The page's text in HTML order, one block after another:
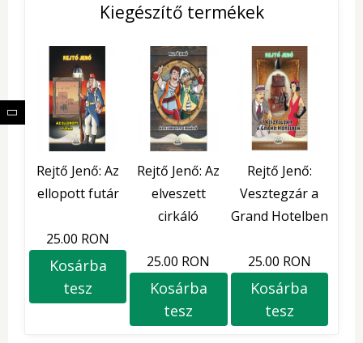
Kiegészítő termékek
Rejtő Jenő: Az
ellopott futár
25.00 RON
Kosárba
tesz
Rejtő Jenő: Az
elveszett
cirkáló
25.00 RON
Kosárba
tesz
Rejtő Jenő:
Vesztegzár a
Grand Hotelben
25.00 RON
Kosárba
tesz